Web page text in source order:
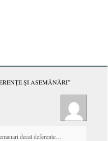
ŞI ASEMĂNĂRI”
decat deferente…